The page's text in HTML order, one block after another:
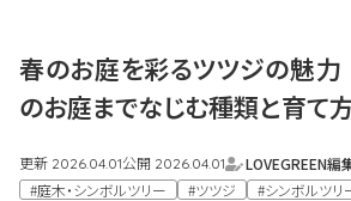
春のお庭を彩るツツジの魅
のお庭までなじむ種類と育て
更新 2026.04.01公開 2026.04.01
LOVEGREEN編
#庭木・シンボルツリー
#ツツジ #シンボルツリ